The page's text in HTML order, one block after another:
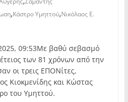
,Κάστρο Υμηττού,Νικόλαος Ε.
09:53Με βαθύ σεβασμό
των 81 χρόνων από την
οι τρεις ΕΠΟΝίτες,
Κιοκμενίδης και Κώστας
του Υμηττού.